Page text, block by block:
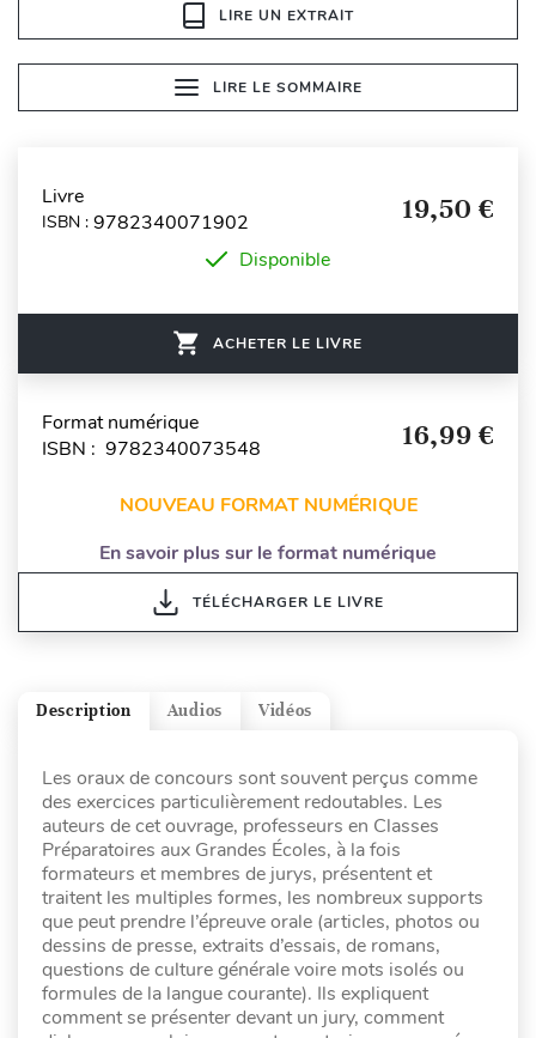
LIRE UN EXTRAIT
LIRE LE SOMMAIRE
Livre
ISBN : 9782340071902 19,50 €
Disponible
ACHETER LE LIVRE
Format numérique
ISBN : 9782340073548
16,99 €
NOUVEAU FORMAT NUMÉRIQUE
En savoir plus sur le format numérique
TÉLÉCHARGER LE LIVRE
Vidéos
Audios
Description
Les oraux de concours sont souvent perçus comme
des exercices particulièrement redoutables. Les
auteurs de cet ouvrage, professeurs en Classes
Préparatoires aux Grandes Écoles, à la fois
formateurs et membres de jurys, présentent et
traitent les multiples formes, les nombreux supports
que peut prendre l’épreuve orale (articles, photos ou
dessins de presse, extraits d’essais, de romans,
questions de culture générale voire mots isolés ou
formules de la langue courante). Ils expliquent
comment se présenter devant un jury, comment